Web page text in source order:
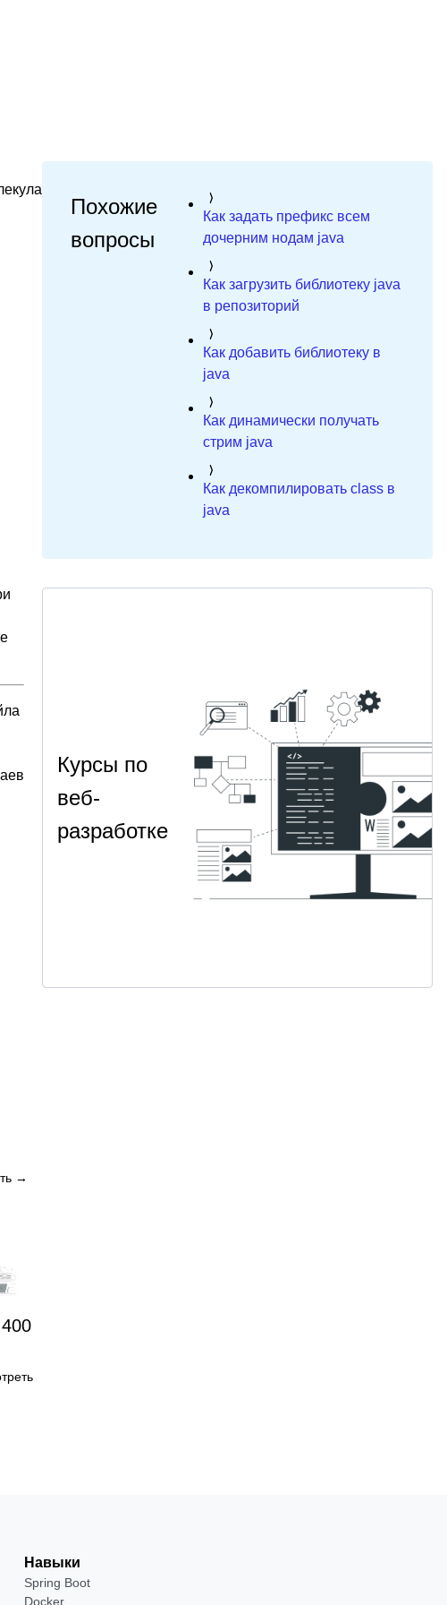
→
Похожие
вопросы
Как задать префикс всем
дочерним нодам java
Как загрузить библиотеку java
в репозиторий
Как добавить библиотеку в
java
Как динамически получать
стрим java
Как декомпилировать class в
java
Курсы по
веб-
разработке
Навыки
Spring Boot
Docker